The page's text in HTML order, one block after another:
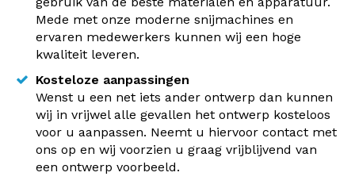
Mede met onze moderne snijmachines en
ervaren medewerkers kunnen wij een hoge
kwaliteit leveren.
Kosteloze aanpassingen
Wenst u een net iets ander ontwerp dan kunnen
wij in vrijwel alle gevallen het ontwerp kosteloos
voor u aanpassen. Neemt u hiervoor contact met
ons op en wij voorzien u graag vrijblijvend van
een ontwerp voorbeeld.